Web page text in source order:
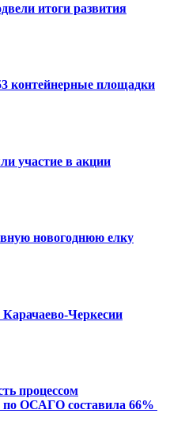
итоги развития
контейнерные площадки
участие в акции
новогоднюю елку
Черкесии
процессом
по ОСАГО составила 66%